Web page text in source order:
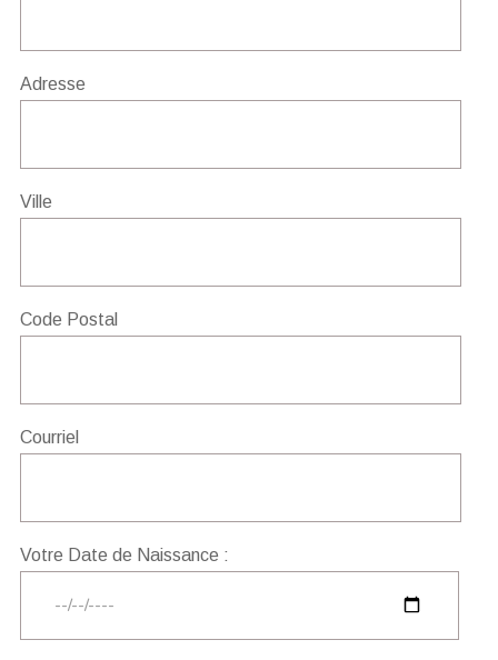
Adresse
Ville
Code Postal
Courriel
Votre Date de Naissance :